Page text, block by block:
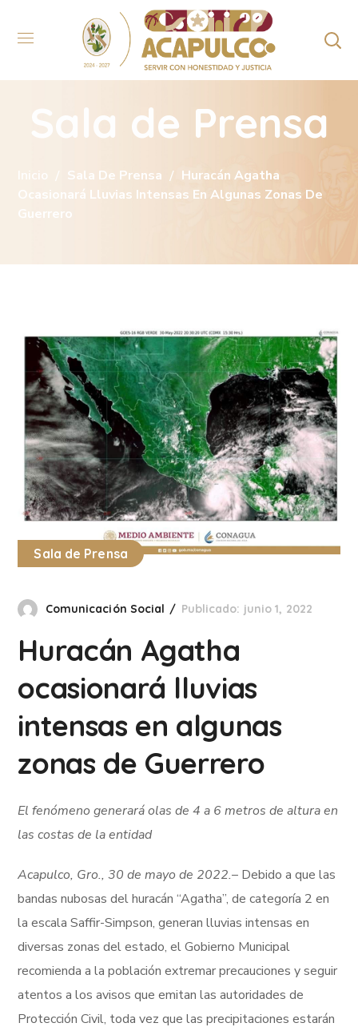
Sala de Prensa
Inicio Sala De Prensa
Huracán Agatha
Ocasionará Lluvias Intensas En Algunas Zonas De
Guerrero
Sala de Prensa
Comunicación Social Publicado: junio 1, 2022
Huracán Agatha
ocasionará lluvias
intensas en algunas
zonas de Guerrero
El fenómeno generará olas de 4 a 6 metros de altura en
las costas de la entidad
Acapulco, Gro., 30 de mayo de 2022.– Debido a que las
bandas nubosas del huracán “Agatha”, de categoría 2 en
la escala Saffir-Simpson, generan lluvias intensas en
diversas zonas del estado, el Gobierno Municipal
recomienda a la población extremar precauciones y seguir
atentos a los avisos que emitan las autoridades de
Protección Civil, toda vez que las precipitaciones estarán